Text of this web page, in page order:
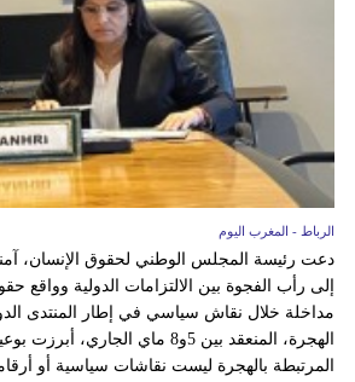
الرباط - المغرب اليوم
دعت رئيسة المجلس الوطني لحقوق الإنسان،
إلى رأب الفجوة بين الالتزامات الدولية وواقع
مداخلة خلال نقاش سياسي في إطار المنتدى
الهجرة، المنعقد بين 5و8 ماي
المرتبطة بالهجرة ليست نقاشات سياسية أو